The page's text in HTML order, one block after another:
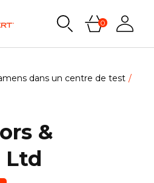
0
dans un centre de test
&
Ltd